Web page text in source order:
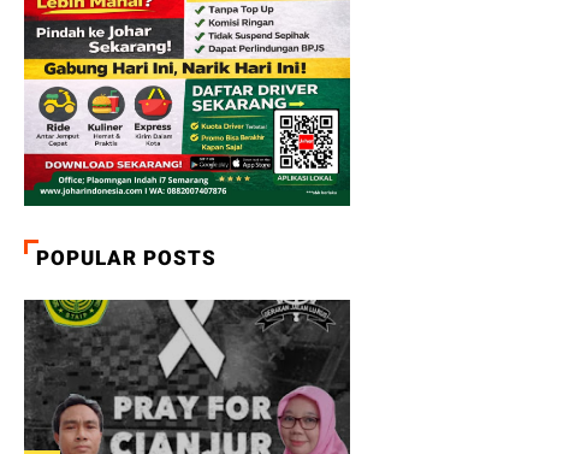
POPULAR POSTS